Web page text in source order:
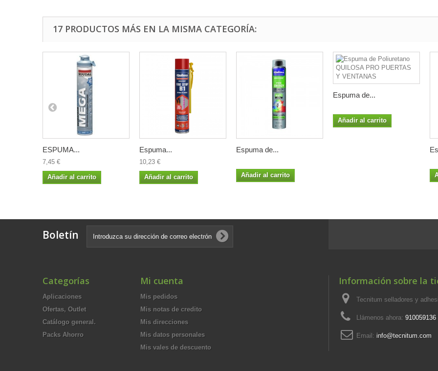
17 PRODUCTOS MÁS EN LA MISMA CATEGORÍA:
ESPUMA...
7,45 €
Añadir al carrito
Espuma...
10,23 €
Añadir al carrito
Espuma de...
Añadir al carrito
Espuma de...
Añadir al carrito
Boletín
Categorías
Aplicaciones
Ofertas, Outlet
Catálogo general.
Packs Ahorro
Mi cuenta
Mis pedidos
Mis notas de credito
Mis direcciones
Mis datos personales
Mis vales de descuento
Información sobre la
Tecnitum selladores y
Llámenos ahora: 910059136
Email: info@tecnitum.com